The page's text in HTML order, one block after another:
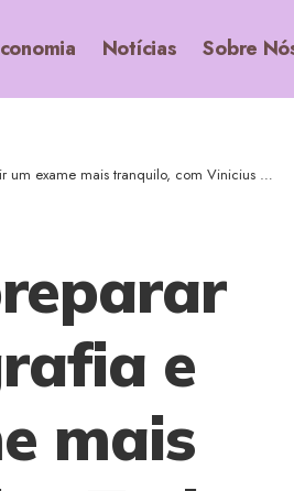
Notícias Sobre
tranquilo, com Vinicius Tadeu Sattin Rodrigues
e
mais